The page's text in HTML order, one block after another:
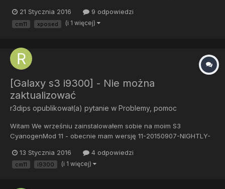
ale w pewnym momencie wyświetla mi czerwony napis "xposed
nie jest jeszcze kompatybilne z android sdk..." Co robić? Czy gdy
21 Stycznia 2016 9 odpowiedzi
cm11 xposed (i 1 więcej)
[Galaxy s3 i9300] - Nie można
zaktualizować
r3dips opublikował(a) pytanie w Problemy, pomoc
Witam We wrześniu zainstalowałem sobie na moim S3
CyanogenMod 11 - obecnie mam wersję 11-20150907-NIGHTLY-
aktualizacje, ale jak próbuję zainstalować to jest restart, coś tam
próbuje zrobić (zbyt szybko to trwa, aby przeczytać) i znow...
13 Stycznia 2016 4 odpowiedzi
cm11 i9300 (i 1 więcej)